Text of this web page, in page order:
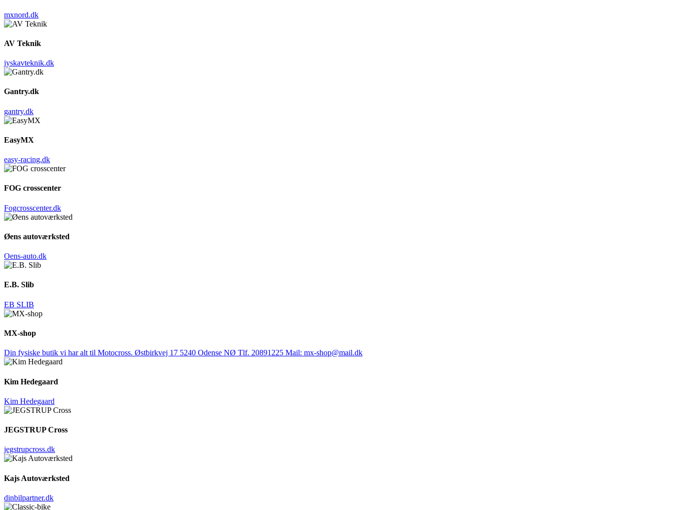
mxnord.dk
AV Teknik
jyskavteknik.dk
Gantry.dk
gantry.dk
EasyMX
easy-racing.dk
FOG crosscenter
Fogcrosscenter.dk
Øens autoværksted
Oens-auto.dk
E.B. Slib
EB SLIB
MX-shop
Din fysiske butik vi har alt til Motocross. Østbirkvej 17 5240 Odense NØ Tlf. 20891225 Mail: mx-shop@mail.dk
Kim Hedegaard
Kim Hedegaard
JEGSTRUP Cross
jegstrupcross.dk
Kajs Autoværksted
dinbilpartner.dk